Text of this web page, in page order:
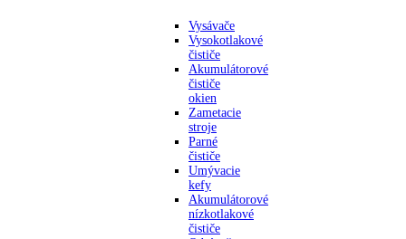
Vysávače
Vysokotlakové
čističe
Akumulátorové
čističe
okien
Zametacie
stroje
Parné
čističe
Umývacie
kefy
Akumulátorové
nízkotlakové
čističe